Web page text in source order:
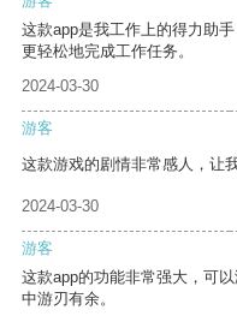
这款app是我工作上的得力助
更轻松地完成工作任务。
2024-03-30
游客
这款游戏的剧情非常感人，让
2024-03-30
游客
这款app的功能非常强大，可
中游刃有余。